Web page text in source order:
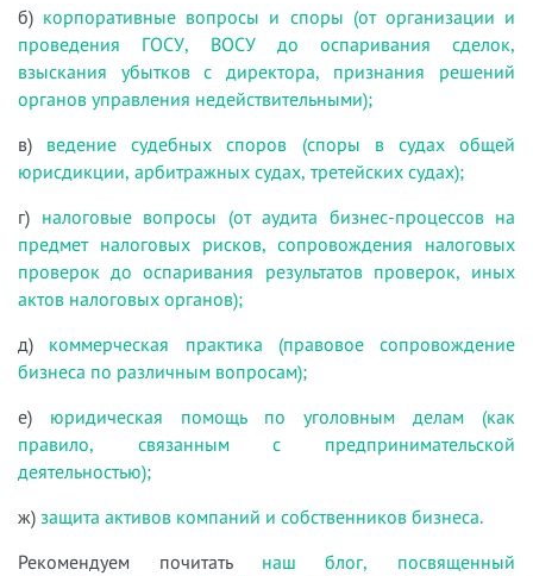
б) корпоративные вопросы и споры (от организации и
проведения ГОСУ, ВОСУ до оспаривания сделок,
взыскания убытков с директора, признания решений
органов управления недействительными);
в) ведение судебных споров (споры в судах общей
юрисдикции, арбитражных судах, третейских судах);
г) налоговые вопросы (от аудита бизнес-процессов на
предмет налоговых рисков, сопровождения налоговых
проверок до оспаривания результатов проверок, иных
актов налоговых органов);
д) коммерческая практика (правовое сопровождение
бизнеса по различным вопросам);
е) юридическая помощь по уголовным делам (как
правило, связанным с предпринимательской
деятельностью);
ж) защита активов компаний и собственников бизнеса.
Рекомендуем почитать наш блог, посвященный